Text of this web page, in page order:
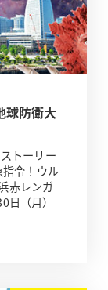
球防衛大
トーリー
令！ウル
赤レンガ
（月）